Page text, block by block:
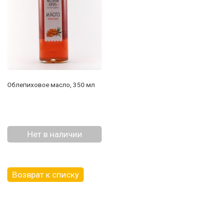
Облепиховое масло, 350 мл
Нет в наличии
Возврат к списку